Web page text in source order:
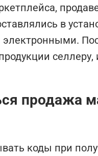
в
продажа
коды при